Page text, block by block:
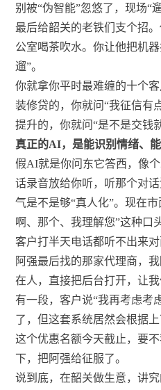
别被“伪智能”忽悠了，现场“
最后给韶关的老铁们支个招
公室喝茶吹水。你让他把机
遛”。
你就拿你平时最难缠的十个
装修贷的，你就问“我征信有
提升的，你就问“是不是交钱
真正的AI，是能识别情绪、
假AI就是你问东它答西，像
话录音放给你听，听那个对
气是不是够“真人化”。现在市
啊、那个、我理解您”这种口
客户打半天电话都听不出来对
阿强最后找的那家代理商，
在人，直接把后台打开，让
有一段，客户说“我再考虑考
了，但这套系统居然会根据
这个优惠名额今天截止，要
下，把阿强给征服了。
说到底，在韶关做生意，讲